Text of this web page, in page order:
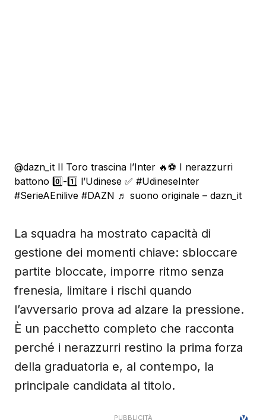
@dazn_it Il Toro trascina l’Inter 🔥⚽️ I nerazzurri
battono 0️⃣-1️⃣ l’Udinese ✅ #UdineseInter
#SerieAEnilive #DAZN ♬ suono originale – dazn_it
La squadra ha mostrato capacità di
gestione dei momenti chiave: sbloccare
partite bloccate, imporre ritmo senza
frenesia, limitare i rischi quando
l’avversario prova ad alzare la pressione.
È un pacchetto completo che racconta
perché i nerazzurri restino la prima forza
della graduatoria e, al contempo, la
principale candidata al titolo.